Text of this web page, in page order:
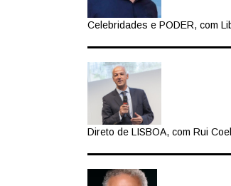
Celebridades e PODER, com
Direto de LISBOA, com Rui